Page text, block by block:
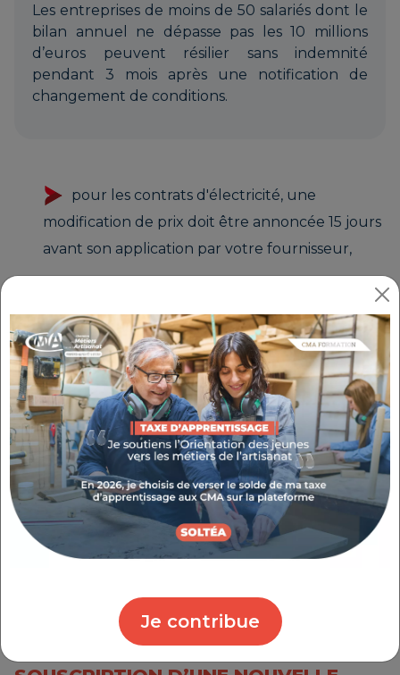
Je contribue
Les entreprises de moins de 50 salariés dont le
bilan annuel ne dépasse pas les 10 millions
d’euros peuvent résilier sans indemnité
pendant 3 mois après une notification de
changement de conditions.
pour les contrats d'électricité, une
modification de prix doit être annoncée 15 jours
avant son application par votre fournisseur,
les frais de résiliation anticipée doivent être
proportionnés et clairement communiqués, ne
dépassant pas la perte économique du
fournisseur.
Avant le renouvellement :
il est essentiel d'identifier la date
d'échéance du contrat pour éviter la tacite
reconduction et anticiper le renouvellement.
COMMENT ANTICIPER LA FIN DE
VOTRE CONTRAT ET LA